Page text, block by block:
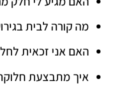
מה קורה לבית
האם אני זכאית
איך מתבצעת